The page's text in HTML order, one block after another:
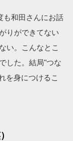
も和田さんにお話
りができてない
い。こんなとこ
した。結局"つな
を身につけるこ